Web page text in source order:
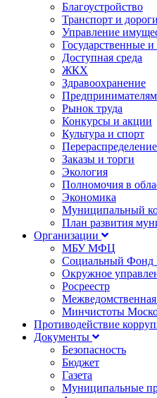
Благоустройство
Транспорт и дороги
Управление
Государственные
Доступная среда
ЖКХ
Здравоохранение
Предпринимателям
Рынок труда
Конкурсы и акции
Культура и спорт
Заказы и торги
Экология
Полномочия в
Экономика
Муниципальный
План развития
Организации
МБУ МФЦ
Социальный Фонд
Окружное
Росреестр
Межведомственная
Минчистоты
Противодействие
Документы
Безопасность
Бюджет
Газета
Муниципальные